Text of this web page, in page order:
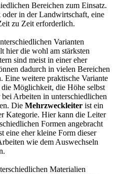
Bereichen zum Einsatz.
in der Landwirtschaft, eine
zu Zeit erforderlich.
Varianten
hier die wohl am stärksten
sind meist in einer eher
dadurch in vielen Bereichen
Eine weitere praktische Variante
Möglichkeit, die Höhe selbst
Arbeiten in unterschiedlichen
Die Mehrzweckleiter ist ein
Kategorie. Hier kann die Leiter
Formen angebracht
eine eher kleine Form dieser
wie dem Auswechseln
Materialien